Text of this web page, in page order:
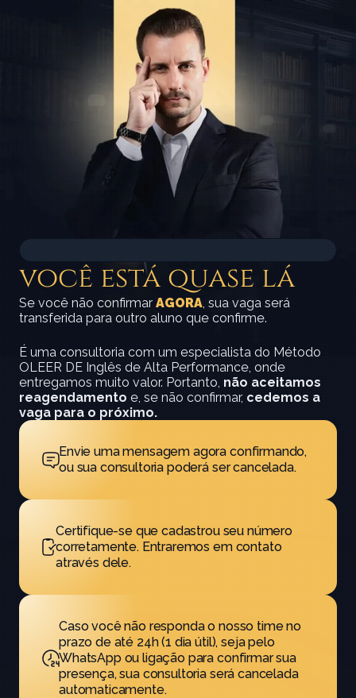
você está quase lá
Se você não confirmar AGORA, sua vaga será
transferida para outro aluno que confirme.
É uma consultoria com um especialista do Método
OLEER DE Inglês de Alta Performance, onde
entregamos muito valor. Portanto, não aceitamos
reagendamento e, se não confirmar, cedemos a
vaga para o próximo.
Envie uma mensagem agora confirmando,
ou sua consultoria poderá ser cancelada.
Certifique-se que cadastrou seu número
corretamente. Entraremos em contato
através dele.
Caso você não responda o nosso time no
prazo de até 24h (1 dia útil), seja pelo
WhatsApp ou ligação para confirmar sua
presença, sua consultoria será cancelada
automaticamente.